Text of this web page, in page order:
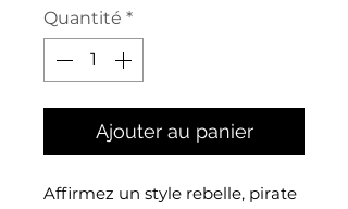
Quantité *
Ajouter au panier
Affirmez un style rebelle, pirate